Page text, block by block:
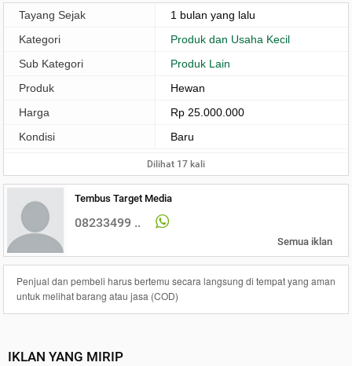
Tayang Sejak
1 bulan yang lalu
Kategori
Produk dan Usaha Kecil
Sub Kategori
Produk Lain
Produk
Hewan
Harga
Rp 25.000.000
Kondisi
Baru
Dilihat 17 kali
Tembus Target Media
08233499 ..
Semua iklan
Penjual dan pembeli harus bertemu secara langsung di tempat yang aman
untuk melihat barang atau jasa (COD)
IKLAN YANG MIRIP